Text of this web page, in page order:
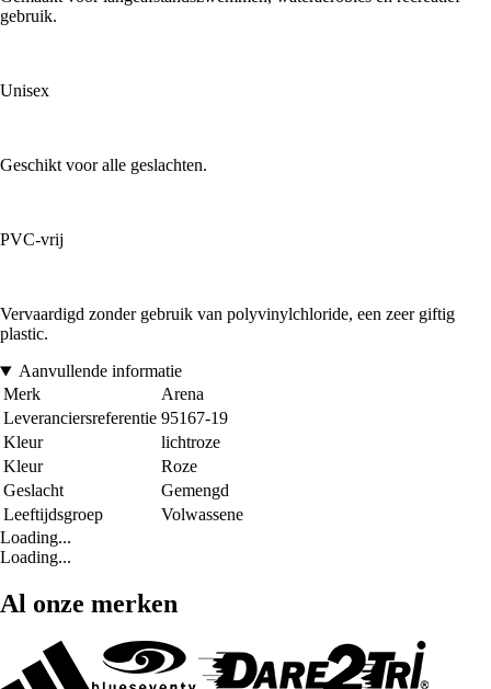
gebruik.
Unisex
Geschikt voor alle geslachten.
PVC-vrij
Vervaardigd zonder gebruik van polyvinylchloride, een zeer giftig
plastic.
Aanvullende informatie
Merk
Arena
Leveranciersreferentie 95167-19
Kleur
lichtroze
Kleur
Roze
Geslacht
Gemengd
Leeftijdsgroep
Volwassene
Loading...
Loading...
Al onze merken